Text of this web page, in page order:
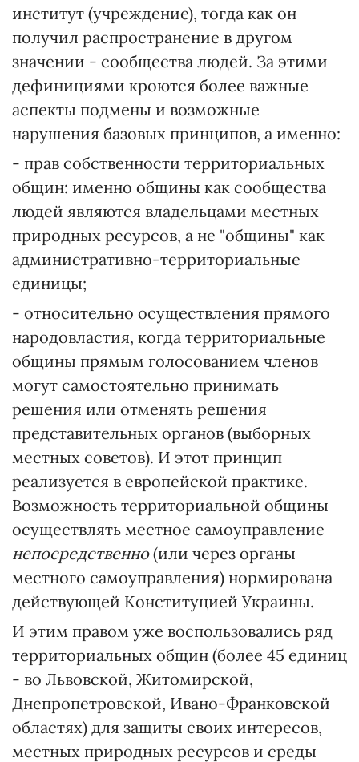
институт (учреждение), тогда как он
получил распространение в другом
значении - сообщества людей. За этими
дефинициями кроются более важные
аспекты подмены и возможные
нарушения базовых принципов, а именно:
- прав собственности территориальных
общин: именно общины как сообщества
людей являются владельцами местных
природных ресурсов, а не "общины" как
административно-территориальные
единицы;
- относительно осуществления прямого
народовластия, когда территориальные
общины прямым голосованием членов
могут самостоятельно принимать
решения или отменять решения
представительных органов (выборных
местных советов). И этот принцип
реализуется в европейской практике.
Возможность территориальной общины
осуществлять местное самоуправление
непосредственно(или через органы
местного самоуправления) нормирована
действующей Конституцией Украины.
И этим правом уже воспользовались ряд
территориальных общин (более 45 единиц
- во Львовской, Житомирской,
Днепропетровской, Ивано-Франковской
областях) для защиты своих интересов,
местных природных ресурсов и среды